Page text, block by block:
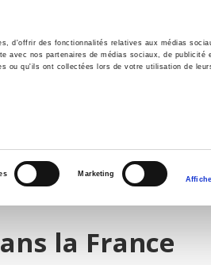
d'offrir des fonctionnalités relatives aux médias
avec nos partenaires de médias sociaux, de publicité
ou qu'ils ont collectées lors de votre utilisation de
Marketing
History International
la France